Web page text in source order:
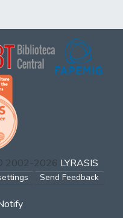
2002-2026 LYRASIS
Send Feedback